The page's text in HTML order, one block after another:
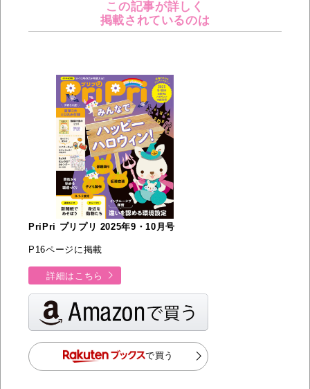
この記事が詳しく
掲載されているのは
PriPri プリプリ 2025年9・10月号
P16ページに掲載
詳細はこちら
で買う